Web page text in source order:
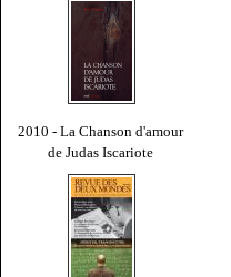
2010 - La Chanson d'amour
de Judas Iscariote